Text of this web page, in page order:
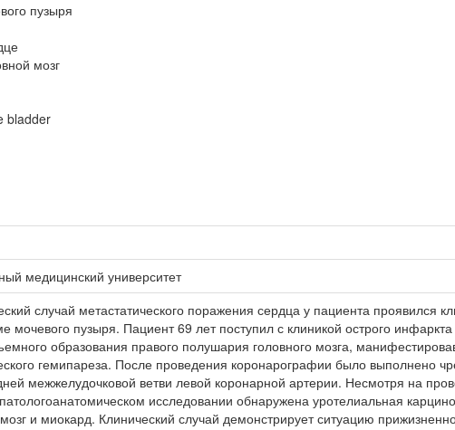
пузыря
мозг
bladder
медицинский университет
случай метастатического поражения сердца у пациента проявился
мочевого пузыря. Пациент 69 лет поступил с клиникой острого
образования правого полушария головного мозга,
гемипареза. После проведения коронарографии было выполнено
межжелудочковой ветви левой коронарной артерии. Несмотря на
исследовании обнаружена уротелиальная
и миокард. Клинический случай демонстрирует ситуацию